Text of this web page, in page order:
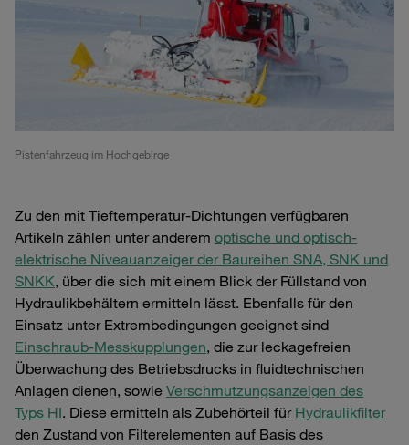
Pistenfahrzeug im Hochgebirge
Zu den mit Tieftemperatur-Dichtungen verfügbaren
Artikeln zählen unter anderem optische und optisch-
elektrische Niveauanzeiger der Baureihen SNA, SNK und
SNKK, über die sich mit einem Blick der Füllstand von
Hydraulikbehältern ermitteln lässt. Ebenfalls für den
Einsatz unter Extrembedingungen geeignet sind
Einschraub-Messkupplungen, die zur leckagefreien
Überwachung des Betriebsdrucks in fluidtechnischen
Anlagen dienen, sowie Verschmutzungsanzeigen des
Typs HI. Diese ermitteln als Zubehörteil für Hydraulikfilter
den Zustand von Filterelementen auf Basis des